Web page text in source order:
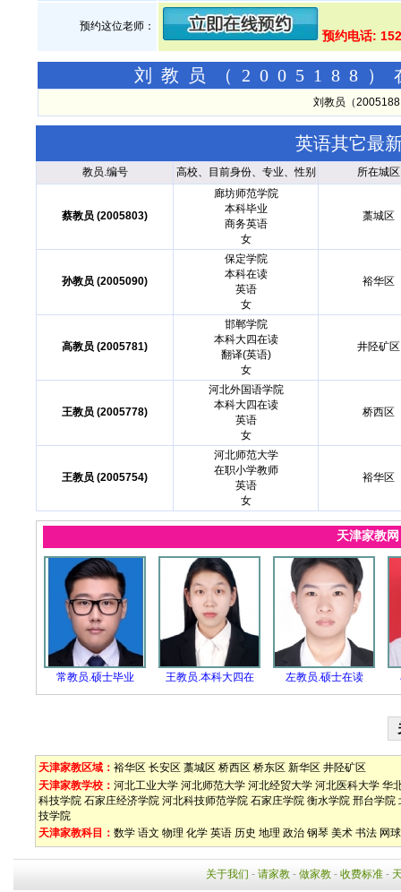
预约这位老师：
预约电话:
刘教员（2005188）
刘教员（
英语其它最
教员.编号 高校、目前身份、专业、性别 所在城区
蔡教员 (2005803)
廊坊师范学院
本科毕业
商务英语
女
藁城区
孙教员 (2005090)
保定学院
本科在读
英语
女
裕华区
高教员 (2005781)
邯郸学院
本科大四在读
翻译(英语)
女
井陉矿区
王教员 (2005778)
河北外国语学院
本科大四在读
英语
女
桥西区
王教员 (2005754)
河北师范大学
在职小学教师
英语
女
裕华区
天津家教
常教员.硕士毕业 王教员.本科大四在 左教员.硕士在读
天津家教区域： 裕华区 长安区 藁城区 桥西区 桥东区 新华区 井陉矿区
天津家教学校： 河北工业大学 河北师范大学 河北经贸大学 河北医科大学 华
科技学院 石家庄经济学院 河北科技师范学院 石家庄学院 衡水学院 邢台学院
技学院
天津家教科目： 数学 语文 物理 化学 英语 历史 地理 政治 钢琴 美术 书法 网球
关于我们 - 请家教- 做家教- 收费标准-